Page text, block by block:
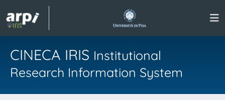
CINECA IRIS Institutional
Research Information System